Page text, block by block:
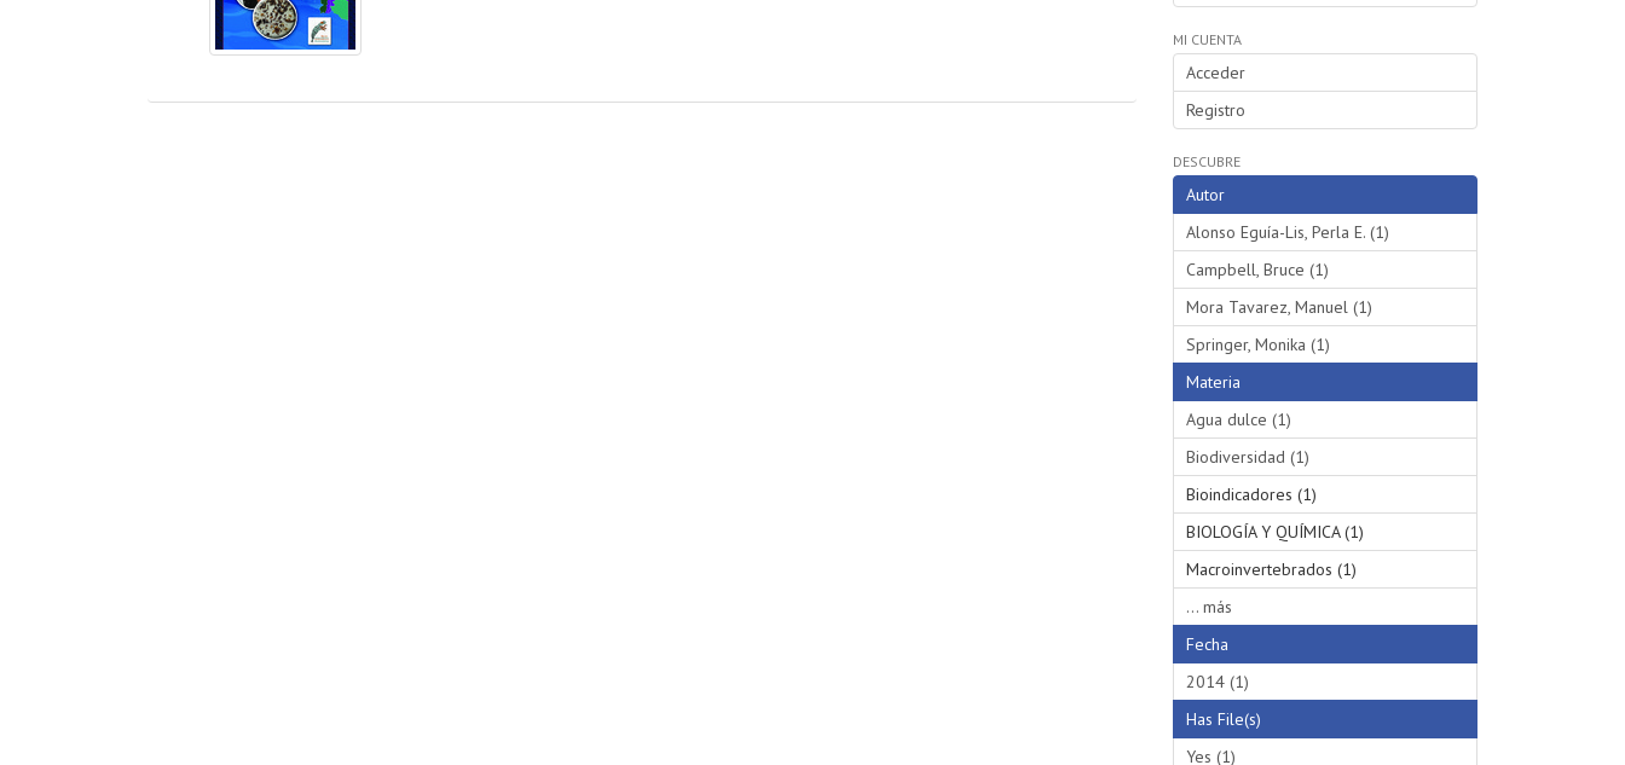
MI CUENTA
Acceder
Registro
DESCUBRE
Autor
Alonso Eguía-Lis, Perla E. (1)
Campbell, Bruce (1)
Mora Tavarez, Manuel (1)
Springer, Monika (1)
Materia
Agua dulce (1)
Biodiversidad (1)
Bioindicadores (1)
BIOLOGÍA Y QUÍMICA (1)
Macroinvertebrados (1)
... más
Fecha
2014 (1)
Has File(s)
Yes (1)